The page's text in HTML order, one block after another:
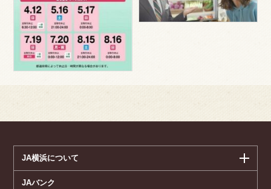
JA横浜について
JAバンク